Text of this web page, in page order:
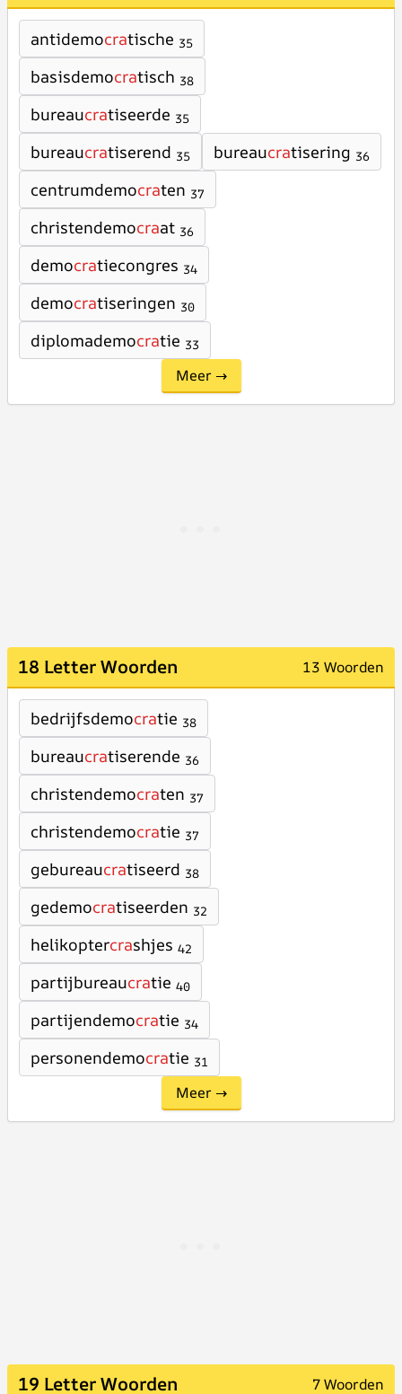
antidemocratische 35
basisdemocratisch 38
bureaucratiseerde 35
bureaucratiserend 35 bureaucratisering 36
centrumdemocraten 37
christendemocraat 36
democratiecongres 34
democratiseringen 30
diplomademocratie 33
Meer →
18 Letter Woorden 13 Woorden
bedrijfsdemocratie 38
bureaucratiserende 36
christendemocraten 37
christendemocratie 37
gebureaucratiseerd 38
gedemocratiseerden 32
helikoptercrashjes 42
partijbureaucratie 40
partijendemocratie 34
personendemocratie 31
Meer →
19 Letter Woorden 7 Woorden